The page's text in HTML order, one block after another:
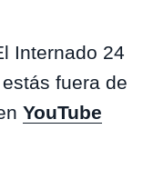
Internado 24
fuera de
YouTube